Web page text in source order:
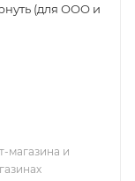
(для ООО и
магазина и